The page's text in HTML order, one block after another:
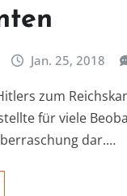
Jan. 25, 2018
zum
für viele
dar.…